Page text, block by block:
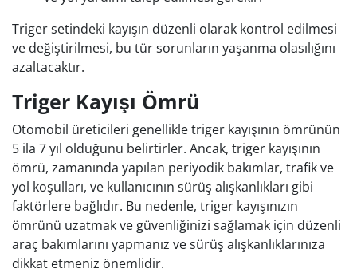
Triger setindeki kayışın düzenli olarak kontrol edilmesi
ve değiştirilmesi, bu tür sorunların yaşanma olasılığını
azaltacaktır.
Triger Kayışı Ömrü
Otomobil üreticileri genellikle triger kayışının ömrünün
5 ila 7 yıl olduğunu belirtirler. Ancak, triger kayışının
ömrü, zamanında yapılan periyodik bakımlar, trafik ve
yol koşulları, ve kullanıcının sürüş alışkanlıkları gibi
faktörlere bağlıdır. Bu nedenle, triger kayışınızın
ömrünü uzatmak ve güvenliğinizi sağlamak için düzenli
araç bakımlarını yapmanız ve sürüş alışkanlıklarınıza
dikkat etmeniz önemlidir.